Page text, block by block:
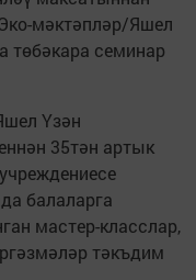
мәктәпләр/Яшел
семинар
Үзән
35тән артык
балаларга
мастер-класслар,
тәкъдим